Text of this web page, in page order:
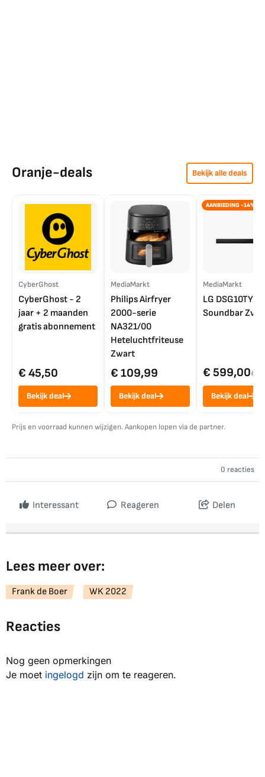
Oranje-deals Bekijk alle deals
CyberGhost
CyberGhost - 2
jaar + 2 maanden
gratis abonnement
€ 45,50
Bekijk deal
MediaMarkt
Philips Airfryer
2000-serie
NA321/00
Heteluchtfriteuse
Zwart
€ 109,99
Bekijk deal
AANBIEDING -14%
MediaMarkt
LG DSG10TY
Soundbar
€ 599,00€
Bekijk deal
Prijs en voorraad kunnen wijzigen. Aankopen lopen via de partner.
0 reacties
Interessant Reageren Delen
Lees meer over:
Frank de Boer WK 2022
Reacties
Nog geen opmerkingen
Je moet ingelogd zijn om te reageren.